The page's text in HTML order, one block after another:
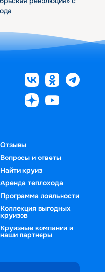
Отзывы
Вопросы и ответы
Найти круиз
Аренда теплохода
Программа лояльности
Коллекция выгодных
круизов
Круизные компании и
наши партнеры